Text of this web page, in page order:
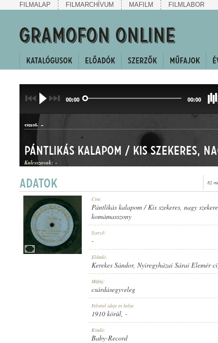
FILMALAP FILMARCHÍVUM MAFILM FILMLABOR
00:00 00:00
SZERZŐ: -
CSÁRDÁSEGYVELEG
1910 KÖRÜL
Kulcsszavak: -
82
Cím:
Pántlikás kalapom / Kis szekeres, nagy
komámasszony
Szerző:
-
Előadó:
Kerekes Sándor, Nyiregyházai Sárai Elemér
Műfaj:
csárdásegyveleg
Felvétel ideje és helye:
1910 körül, -
Kiadó:
Baby-Record